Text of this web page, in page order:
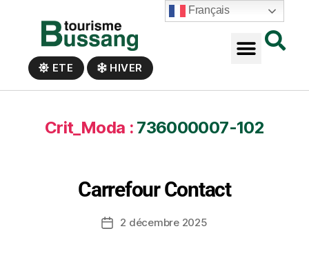
ETE HIVER
Crit_Moda : 736000007-102
Carrefour Contact
2 décembre 2025
Français
Panneau de gestion des cookies